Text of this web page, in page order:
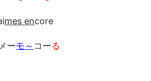
mes encore
ーモ～ コーる